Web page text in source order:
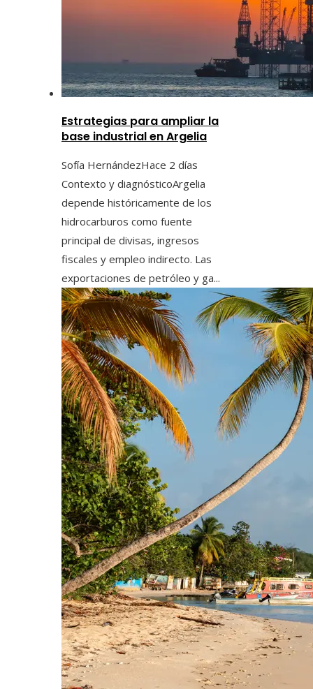
Estrategias para ampliar la
base industrial en Argelia
Sofía HernándezHace 2 días
Contexto y diagnósticoArgelia
depende históricamente de los
hidrocarburos como fuente
principal de divisas, ingresos
fiscales y empleo indirecto. Las
exportaciones de petróleo y ga...